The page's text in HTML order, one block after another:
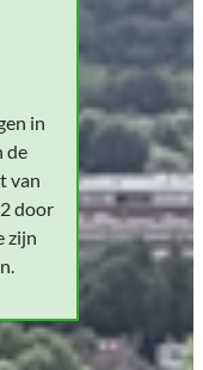
in
de
van
door
zijn